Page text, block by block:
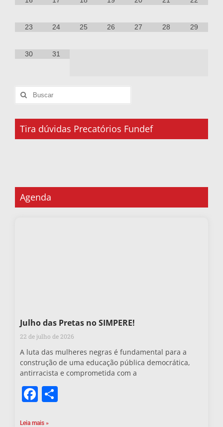
23 24 25 26 27 28 29
30 31
Tira dúvidas Precatórios Fundef
Agenda
Julho das Pretas no SIMPERE!
22 de julho de 2026
A luta das mulheres negras é fundamental para a
construção de uma educação pública democrática,
antirracista e comprometida com a
Facebook
Leia mais »